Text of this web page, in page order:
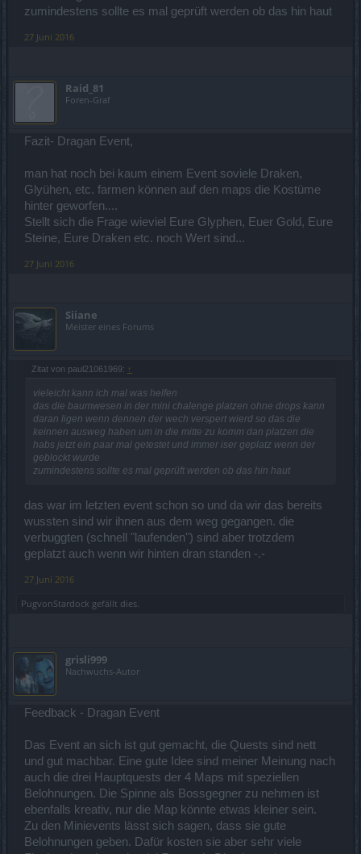
zumindestens sollte es mal geprüft werden ob das hin haut
27 Juni 2016
Raid_81
Foren-Graf
Fazit- Dragan Event,
man hat noch bei kaum einem Event soviele Draken,
Glyühen, etc. farmen können auf den maps die Kostüme
hinter geworfen....
Stellt sich die Frage wieviel Eure Glyphen, Euer Gold, Eure
Steine, Eure Draken etc. noch Wert sind...
27 Juni 2016
Siiane
Meister eines Forums
Zitat von paul21061969: ↑
vieleicht kann ich mal was helfen
das die baumwesen in der mini chalenge platzen ohne drops kann
daran ligen wenn dennen der wech verspert wierd so das die
keinnen ausweg haben um in die mitte zu komm dan platzen die
habs jetzt ein paar mal getestet und immer iser geplatz wenn der
geblockt wurde
zumindestens sollte es mal geprüft werden ob das hin haut
das war im letzten event schon so und da wir das bereits
wussten sind wir ihnen aus dem weg gegangen. die
verbuggten (schnell "laufenden") sind aber trotzdem
geplatzt auch wenn wir hinten dran standen -.-
27 Juni 2016
PugvonStardock gefällt dies.
grisli999
Nachwuchs-Autor
Feedback - Dragan Event
Das Event an sich ist gut gemacht, die Quests sind nett
und gut machbar. Eine gute Idee sind meiner Meinung nach
auch die drei Hauptquests der 4 Maps mit speziellen
Belohnungen. Die Spinne als Bossgegner zu nehmen ist
ebenfalls kreativ, nur die Map könnte etwas kleiner sein.
Zu den Minievents lässt sich sagen, dass sie gute
Belohnungen geben. Dafür kosten sie aber sehr viele